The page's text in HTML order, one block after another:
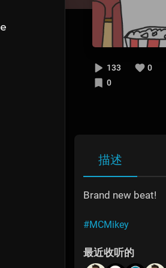
133
0
0
描述
Brand new beat!
#MCMikey
最近收听的